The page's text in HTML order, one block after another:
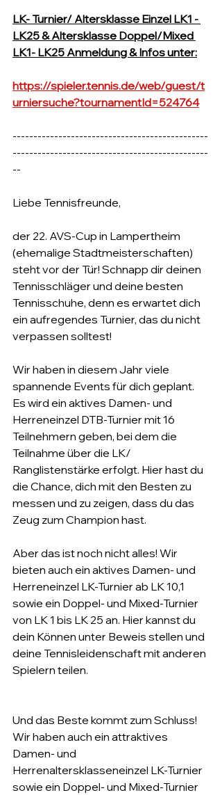
LK- Turnier/ Altersklasse Einzel LK1 -
LK25 & Altersklasse Doppel/Mixed
LK1- LK25 Anmeldung & Infos unter:
https://spieler.tennis.de/web/guest/t
urniersuche?tournamentId=524764
-----------------------------------------------
-----------------------------------------------
--
Liebe Tennisfreunde,
der 22. AVS-Cup in Lampertheim
(ehemalige Stadtmeisterschaften)
steht vor der Tür! Schnapp dir deinen
Tennisschläger und deine besten
Tennisschuhe, denn es erwartet dich
ein aufregendes Turnier, das du nicht
verpassen solltest!
Wir haben in diesem Jahr viele
spannende Events für dich geplant.
Es wird ein aktives Damen- und
Herreneinzel DTB-Turnier mit 16
Teilnehmern geben, bei dem die
Teilnahme über die LK/
Ranglistenstärke erfolgt. Hier hast du
die Chance, dich mit den Besten zu
messen und zu zeigen, dass du das
Zeug zum Champion hast.
Aber das ist noch nicht alles! Wir
bieten auch ein aktives Damen- und
Herreneinzel LK-Turnier ab LK 10,1
sowie ein Doppel- und Mixed-Turnier
von LK 1 bis LK 25 an. Hier kannst du
dein Können unter Beweis stellen und
deine Tennisleidenschaft mit anderen
Spielern teilen.
Und das Beste kommt zum Schluss!
Wir haben auch ein attraktives
Damen- und
Herrenaltersklasseneinzel LK-Turnier
sowie ein Doppel- und Mixed-Turnier